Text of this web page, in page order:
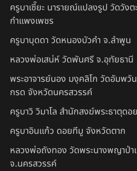
ครูบาเซี๊ยะ นารายณ์แปลงรูป วัดวังต
กำแพงเพชร
ครูบาบุดดา วัดหนองบัวคํา จ.ลําพูน
หลวงพ่อเสน่ห์ วัดพันศรี จ.อุทัยธานี
พระอาจารย์นอง มงฺคลิโก วัดอัมพ
กรด จังหวัดนครสวรรค์
ครูบาวิ วิมาโล สำนักสงฆ์พระธาตุดอ
ครูบาอินแก้ว ดอยทีมู จังหวัดตาก
หลวงพ่อถังทอง วัดพระนางพญาป่า
จ.นครสวรรค์